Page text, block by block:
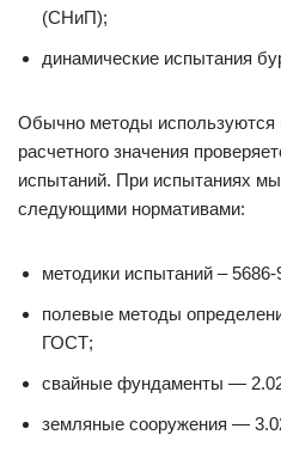
(СНиП);
динамические испытания
Обычно методы используются
расчетного значения
испытаний. При испытаниях
следующими нормативами:
методики испытаний –
полевые методы
ГОСТ;
свайные фундаменты —
земляные сооружения —